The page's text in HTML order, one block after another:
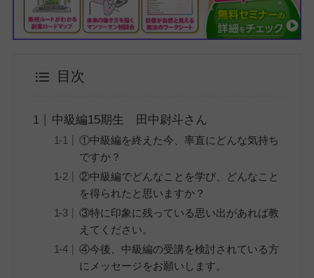
目次
中級編15期生 田中尉斗さん
①中級編を終えた今、率直にどんな気持ち
ですか？
②中級編でどんなことを学び、どんなこと
を得られたと思いますか？
③特に印象に残っている思い出があれば教
えてください。
④今後、中級編の受講を検討されている方
にメッセージをお願いします。